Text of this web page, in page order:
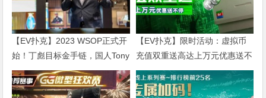
【EV扑克】2023 WSOP正式开
始！丁彪目标金手链，国人Tony
晋级豪客赛Day2！
【EV扑克】限时活动：虚拟币
充值双重送高达上万元优惠送不
停